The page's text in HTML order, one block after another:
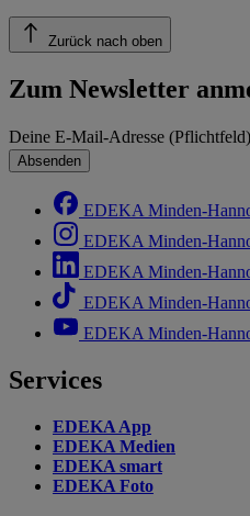
Zurück nach oben
Zum Newsletter
Deine E-Mail-Adresse (Pflichtfeld)
Absenden
EDEKA Minden-
EDEKA Minden-
EDEKA Minden-
EDEKA Minden-
EDEKA Minden-
Services
EDEKA App
EDEKA Medien
EDEKA smart
EDEKA Foto